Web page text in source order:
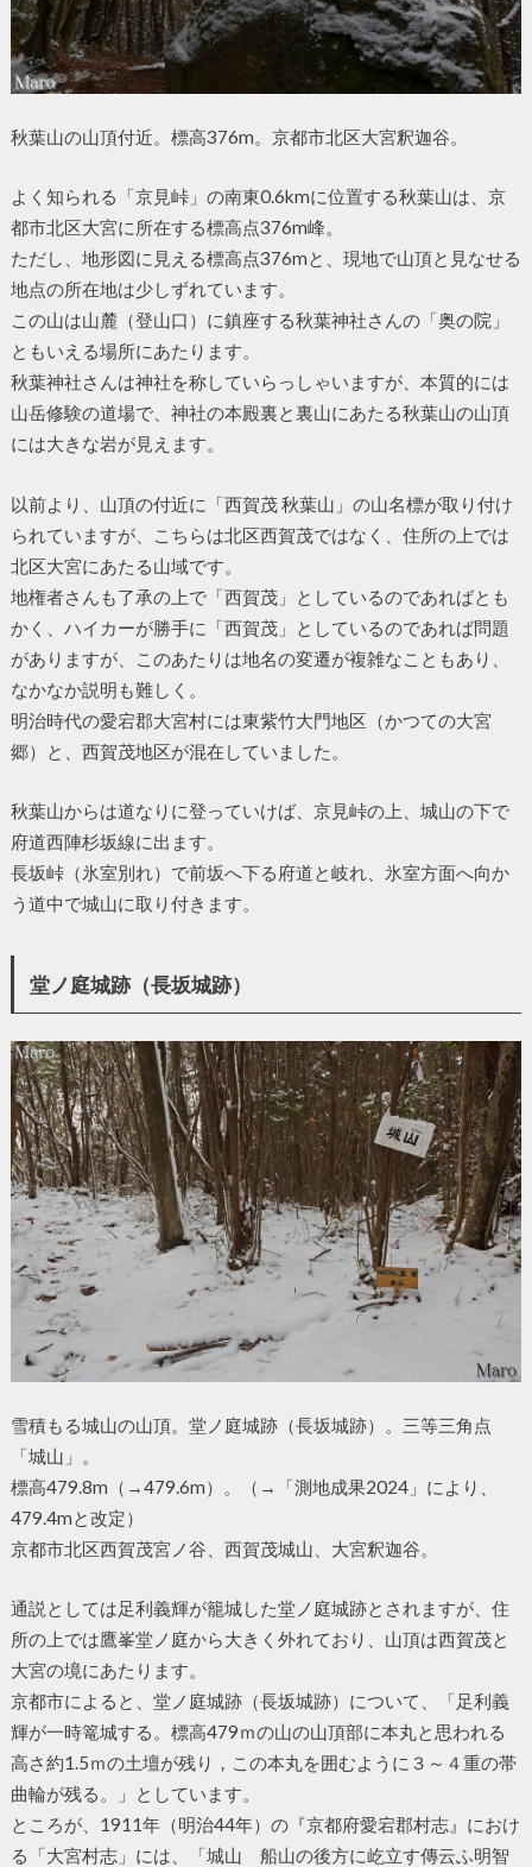
秋葉山の山頂付近。標高376m。京都市北区大宮釈迦谷。
よく知られる「京見峠」の南東0.6kmに位置する秋葉山は、京
都市北区大宮に所在する標高点376m峰。
ただし、地形図に見える標高点376mと、現地で山頂と見なせる
地点の所在地は少しずれています。
この山は山麓（登山口）に鎮座する秋葉神社さんの「奥の院」
ともいえる場所にあたります。
秋葉神社さんは神社を称していらっしゃいますが、本質的には
山岳修験の道場で、神社の本殿裏と裏山にあたる秋葉山の山頂
には大きな岩が見えます。
以前より、山頂の付近に「西賀茂 秋葉山」の山名標が取り付け
られていますが、こちらは北区西賀茂ではなく、住所の上では
北区大宮にあたる山域です。
地権者さんも了承の上で「西賀茂」としているのであればとも
かく、ハイカーが勝手に「西賀茂」としているのであれば問題
がありますが、このあたりは地名の変遷が複雑なこともあり、
なかなか説明も難しく。
明治時代の愛宕郡大宮村には東紫竹大門地区（かつての大宮
郷）と、西賀茂地区が混在していました。
秋葉山からは道なりに登っていけば、京見峠の上、城山の下で
府道西陣杉坂線に出ます。
長坂峠（氷室別れ）で前坂へ下る府道と岐れ、氷室方面へ向か
う道中で城山に取り付きます。
堂ノ庭城跡（長坂城跡）
雪積もる城山の山頂。堂ノ庭城跡（長坂城跡）。三等三角点
「城山」。
標高479.8m（→479.6m）。（→「測地成果2024」により、
479.4mと改定）
京都市北区西賀茂宮ノ谷、西賀茂城山、大宮釈迦谷。
通説としては足利義輝が籠城した堂ノ庭城跡とされますが、住
所の上では鷹峯堂ノ庭から大きく外れており、山頂は西賀茂と
大宮の境にあたります。
京都市によると、堂ノ庭城跡（長坂城跡）について、「足利義
輝が一時篭城する。標高479ｍの山の山頂部に本丸と思われる
高さ約1.5ｍの土壇が残り，この本丸を囲むように３～４重の帯
曲輪が残る。」としています。
ところが、1911年（明治44年）の『京都府愛宕郡村志』におけ
る「大宮村志」には、「城山 船山の後方に屹立す傳云ふ明智